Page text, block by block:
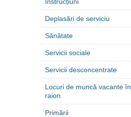
Deplasări de serviciu
Sănătate
Servicii sociale
Servicii desconcentrate
Locuri de muncă vacante în
raion
Primării